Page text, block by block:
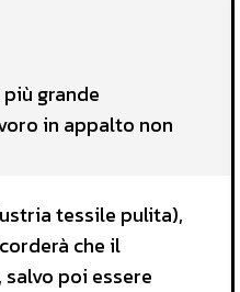
grande
in appalto non
tessile pulita),
che il
poi essere